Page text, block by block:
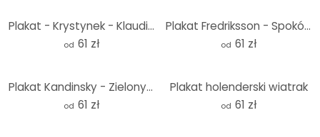
Plakat - Krystynek - Klaudia
od 61 zł
Plakat Fredriksson - Spokój ducha
od 61 zł
Plakat Kandinsky - Zielony i czerwony
od 61 zł
Plakat holenderski wiatrak
od 61 zł